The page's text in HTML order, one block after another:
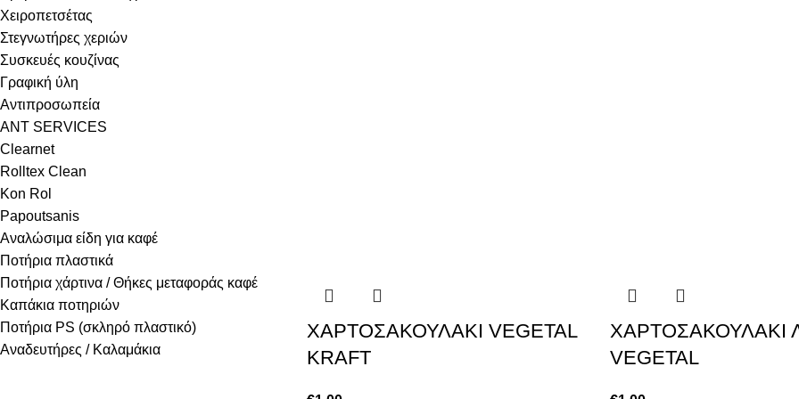
Χειροπετσέτας
Στεγνωτήρες χεριών
Συσκευές κουζίνας
Γραφική ύλη
Αντιπροσωπεία
ANT SERVICES
Clearnet
Rolltex Clean
Kon Rol
Papoutsanis
Αναλώσιμα είδη για καφέ
Ποτήρια πλαστικά
Ποτήρια χάρτινα / Θήκες μεταφοράς καφέ
Καπάκια ποτηριών
Ποτήρια PS (σκληρό πλαστικό)
Αναδευτήρες / Καλαμάκια
ΧΑΡΤΟΣΑΚΟΥΛΑΚΙ VEGETAL
KRAFT
ΧΑΡΤΟΣΑΚΟΥΛΑΚΙ
VEGETAL